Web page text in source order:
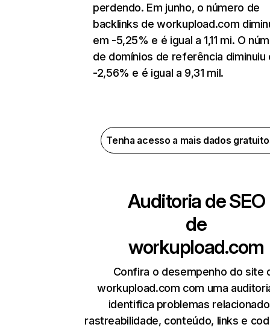
perdendo. Em junho, o número de
backlinks de workupload.com
em -5,25% e é igual a 1,11 mi. O
de domínios de referência diminuiu
-2,56% e é igual a 9,31 mil.
Tenha acesso a mais dados
Auditoria de SEO
de
workupload.com
Confira o desempenho do site
workupload.com com uma
identifica problemas
rastreabilidade, conteúdo, links e